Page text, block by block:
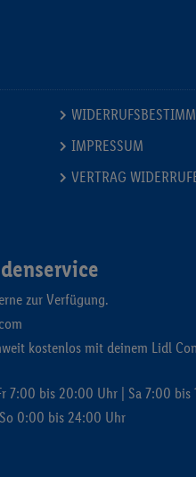
IMPRESSUM
VERTRAG
zur Verfügung.
kostenlos mit deinem Lidl
7:00 bis 20:00 Uhr | Sa 7:00 bis
0:00 bis 24:00 Uhr